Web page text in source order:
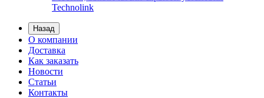
Technolink
Назад
О компании
Доставка
Как заказать
Новости
Статьи
Контакты